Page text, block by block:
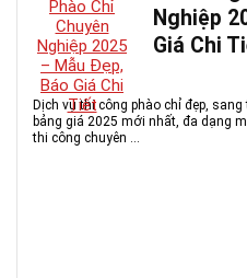
Nghiệp
Giá Chi
Dịch vụ thi công phào chỉ đẹp,
bảng giá 2025 mới nhất, đa dạng
thi công chuyên ...